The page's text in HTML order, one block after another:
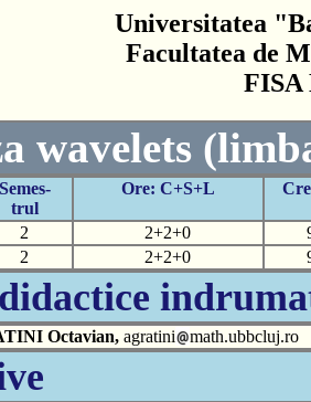
Universitatea
Facultatea de
FISA
wavelets
Semes-
trul
Ore: C+S+L
2 2+2+0
2 2+2+0
Octavian,agratini math.ubbcluj.ro